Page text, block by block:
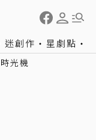
迷創作 星劇點
光機